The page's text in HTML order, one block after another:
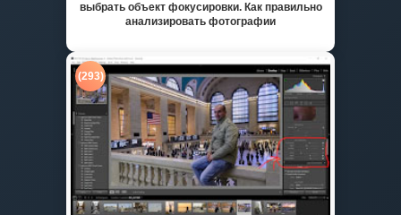
выбрать объект фокусировки. Как правильно
анализировать фотографии
(293)